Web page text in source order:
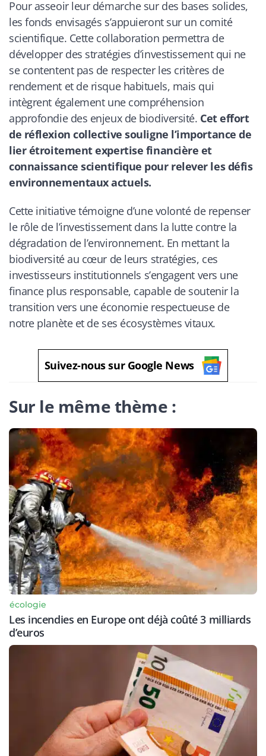
Pour asseoir leur démarche sur des bases solides,
les fonds envisagés s’appuieront sur un comité
scientifique. Cette collaboration permettra de
développer des stratégies d’investissement qui ne
se contentent pas de respecter les critères de
rendement et de risque habituels, mais qui
intègrent également une compréhension
approfondie des enjeux de biodiversité. Cet effort
de réflexion collective souligne l’importance de
lier étroitement expertise financière et
connaissance scientifique pour relever les défis
environnementaux actuels.
Cette initiative témoigne d’une volonté de repenser
le rôle de l’investissement dans la lutte contre la
dégradation de l’environnement. En mettant la
biodiversité au cœur de leurs stratégies, ces
investisseurs institutionnels s’engagent vers une
finance plus responsable, capable de soutenir la
transition vers une économie respectueuse de
notre planète et de ses écosystèmes vitaux.
Suivez-nous sur Google News
Sur le même thème :
écologie
Les incendies en Europe ont déjà coûté 3 milliards
d’euros